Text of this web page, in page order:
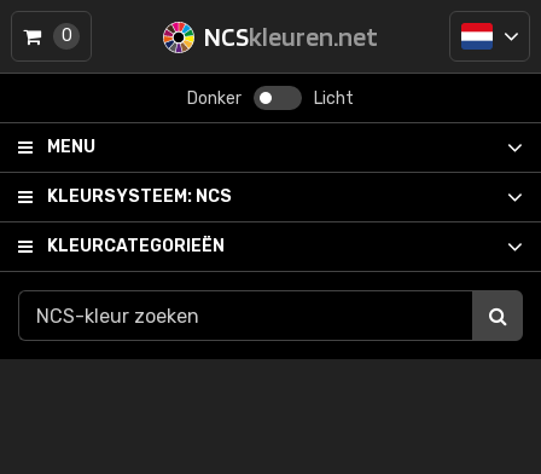
NCSkleuren.net
Donker Licht
MENU
KLEURSYSTEEM: NCS
KLEURCATEGORIEËN
0